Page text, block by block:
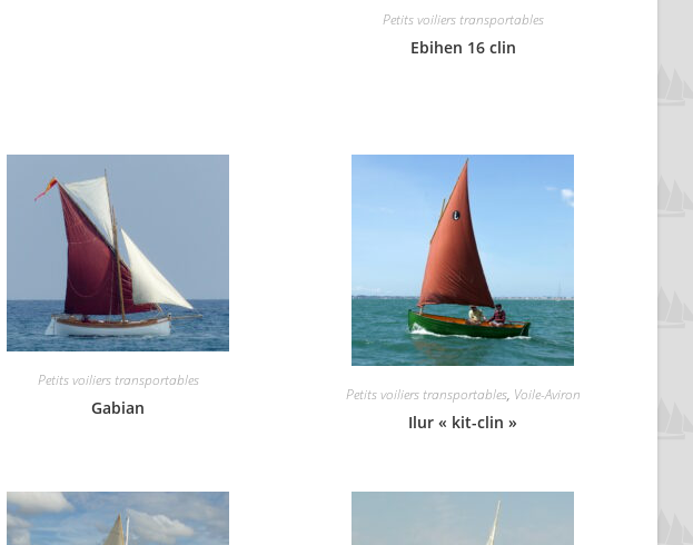
Petits voiliers transportables
Ebihen 16 clin
Petits voiliers transportables
Gabian
Petits voiliers transportables, Voile-Aviron
Ilur « kit-clin »